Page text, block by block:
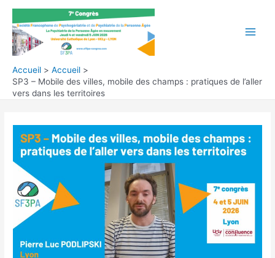
contenu
Accueil
Accueil
SP3 – Mobile des villes, mobile des champs : pratiques de l’aller
vers dans les territoires